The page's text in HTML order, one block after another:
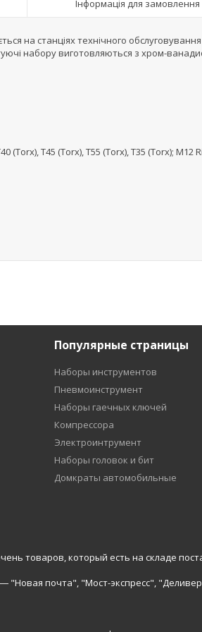
Інформація для замовлення
на станціях технічного обслуговування
набору виготовляються з хром-
(Torx), T45 (Torx), T55 (Torx), T35 (Torx); M12
Популярные страницы
Наборы инструментов
Пневмоинструмент
Наборы гаечных ключей
Компрессора
Электроинтрумент
Наборы головок и бит
Домкраты автомобильные
товаров, который есть на складе
"Новая почта", "Мост-экспресс",